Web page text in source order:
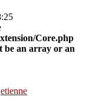
Core.php
be an array or an
etienne